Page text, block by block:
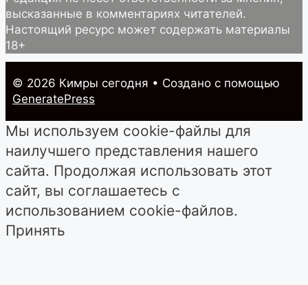
высказанные в комментариях читателей.
Настоящий ресурс может содержать материалы
18+
© 2026 Кимры cегодня • Создано с помощью
GeneratePress
Мы используем cookie-файлы для
наилучшего представления нашего
сайта. Продолжая использовать этот
сайт, вы соглашаетесь с
использованием cookie-файлов.
Принять